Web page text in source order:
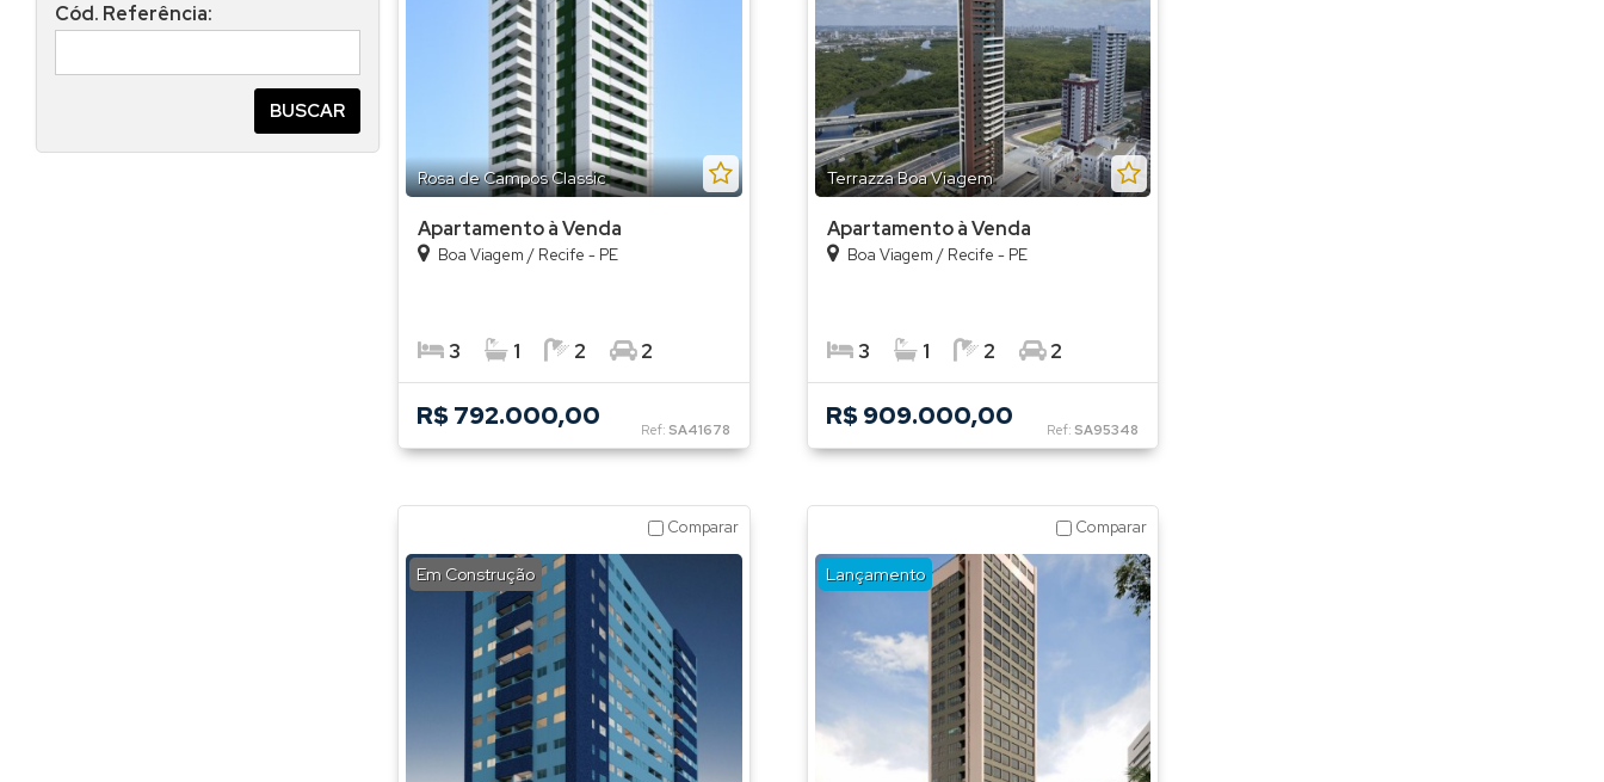
Rosa de Campos Classic
Apartamento à Venda
Boa Viagem / Recife - PE
Ref: SA41678
R$ 792.000,00
3 1 2 2
Terrazza Boa Viagem
Apartamento à Venda
Boa Viagem / Recife - PE
Ref:SA95348
R$ 909.000,00
3 1 2 2
Comparar
Em Construção
Comparar
Lançamento
Cód. Referência: